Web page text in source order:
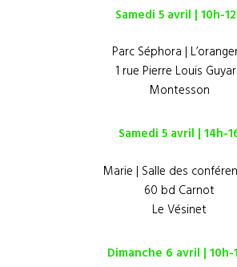
Samedi 5 avril | 10h-
Parc Séphora |
1 rue Pierre Louis
Montesson
Samedi 5 avril | 14h-
Marie | Salle des
60 bd Carnot
Le Vésinet
Dimanche 6 avril | 10h-